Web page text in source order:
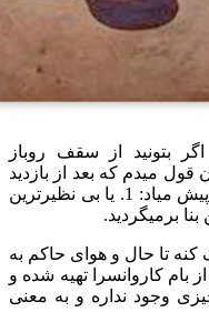
بتونید از سقف روباز
قول میدم که بعد از بازدید
کاروانسرای زین الدین، 2 حالت براتون پیش میاد: 1. یا بی نظیرترین
کنه تا حال و هوای حاکم به
بام کاروانسرا تهیه شده و
وجود نداره و به معنی